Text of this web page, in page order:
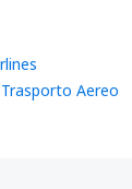
Aereo